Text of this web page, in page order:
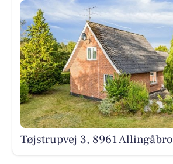
Tøjstrupvej 3, 8961 Allingåbro